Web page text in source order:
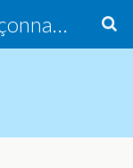
LPO PACA Pays Briançonnais, groupe local